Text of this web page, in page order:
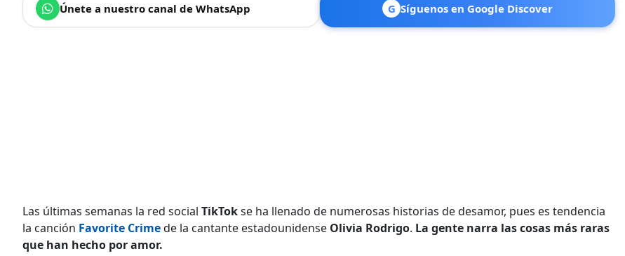
Únete a nuestro canal de WhatsApp G Síguenos en Google Discover
Las últimas semanas la red social TikTokse ha llenado de numerosas historias de desamor, pues es tendencia
la canción Favorite Crimede la cantante estadounidense Olivia Rodrigo. La gente narra las cosas más raras
que han hecho por amor.